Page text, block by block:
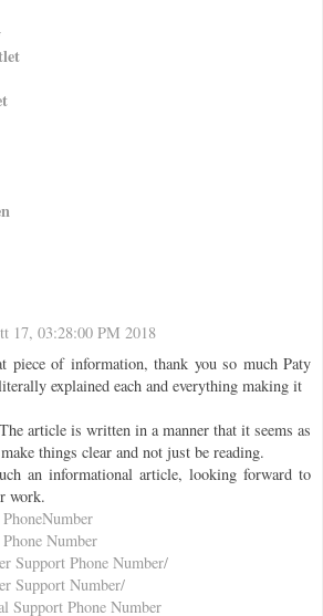
17, 03:28:00 PM 2018
piece of information, thank you so much Paty
explained each and everything making it
article is written in a manner that it seems as
things clear and not just be reading.
an informational article, looking forward to
work.
Number
Support Phone Number/
Support Number/
Support Phone Number